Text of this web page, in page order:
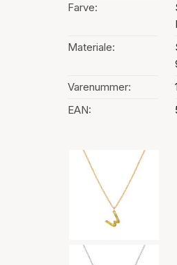
Farve:
Materiale:
Varenummer:
EAN:
Valg af farve